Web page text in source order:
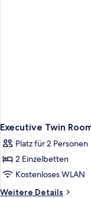
Executive Twin
Platz für 2 Personen
2 Einzelbetten
Kostenloses WLAN
Weitere Details
Weitere